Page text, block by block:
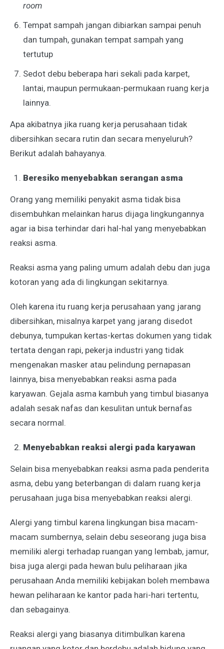
room
Tempat sampah jangan dibiarkan sampai penuh
dan tumpah, gunakan tempat sampah yang
tertutup
Sedot debu beberapa hari sekali pada karpet,
lantai, maupun permukaan-permukaan ruang kerja
lainnya.
Apa akibatnya jika ruang kerja perusahaan tidak
dibersihkan secara rutin dan secara menyeluruh?
Berikut adalah bahayanya.
Beresiko menyebabkan serangan asma
Orang yang memiliki penyakit asma tidak bisa
disembuhkan melainkan harus dijaga lingkungannya
agar ia bisa terhindar dari hal-hal yang menyebabkan
reaksi asma.
Reaksi asma yang paling umum adalah debu dan juga
kotoran yang ada di lingkungan sekitarnya.
Oleh karena itu ruang kerja perusahaan yang jarang
dibersihkan, misalnya karpet yang jarang disedot
debunya, tumpukan kertas-kertas dokumen yang tidak
tertata dengan rapi, pekerja industri yang tidak
mengenakan masker atau pelindung pernapasan
lainnya, bisa menyebabkan reaksi asma pada
karyawan. Gejala asma kambuh yang timbul biasanya
adalah sesak nafas dan kesulitan untuk bernafas
secara normal.
Menyebabkan reaksi alergi pada karyawan
Selain bisa menyebabkan reaksi asma pada penderita
asma, debu yang beterbangan di dalam ruang kerja
perusahaan juga bisa menyebabkan reaksi alergi.
Alergi yang timbul karena lingkungan bisa macam-
macam sumbernya, selain debu seseorang juga bisa
memiliki alergi terhadap ruangan yang lembab, jamur,
bisa juga alergi pada hewan bulu peliharaan jika
perusahaan Anda memiliki kebijakan boleh membawa
hewan peliharaan ke kantor pada hari-hari tertentu,
dan sebagainya.
Reaksi alergi yang biasanya ditimbulkan karena